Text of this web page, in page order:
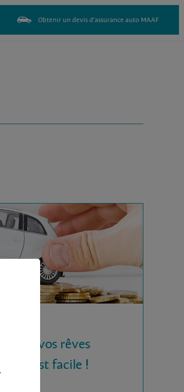
Obtenir un devis d'assurance auto MAAF
de vos rêves
c'est facile !